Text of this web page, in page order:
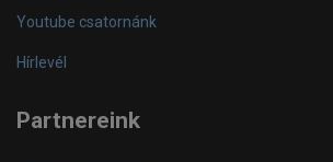
Youtube csatornánk
Hírlevél
Partnereink